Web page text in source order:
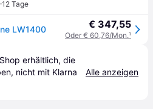
Tage
LW1400 € 347,55
Oder € 60,76/Mon.¹
Shop erhältlich, die
nicht mit Klarna
Alle anzeigen